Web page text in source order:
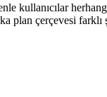
kullanıcılar
çerçevesi